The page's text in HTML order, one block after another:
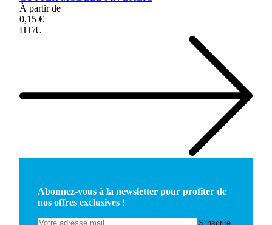
À partir de
0,15 €
HT/U
Abonnez-vous à la newsletter pour profiter de
nos offres exclusives !